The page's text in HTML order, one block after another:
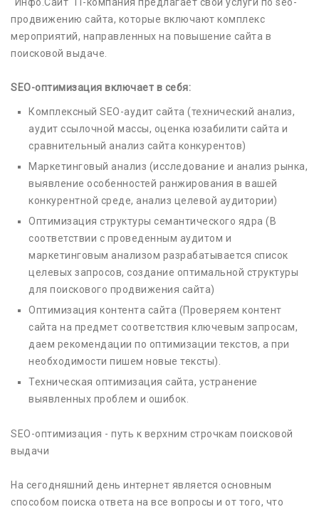
продвижению сайта, которые включают комплекс
мероприятий, направленных на повышение сайта в
поисковой выдаче.
SEO-оптимизация включает в себя:
Комплексный SEO-аудит сайта (технический анализ,
аудит ссылочной массы, оценка юзабилити сайта и
сравнительный анализ сайта конкурентов)
Маркетинговый анализ (исследование и анализ рынка,
выявление особенностей ранжирования в вашей
конкурентной среде, анализ целевой аудитории)
Оптимизация структуры семантического ядра (В
соответствии с проведенным аудитом и
маркетинговым анализом разрабатывается список
целевых запросов, создание оптимальной структуры
для поискового продвижения сайта)
Оптимизация контента сайта (Проверяем контент
сайта на предмет соответствия ключевым запросам,
даем рекомендации по оптимизации текстов, а при
необходимости пишем новые тексты).
Техническая оптимизация сайта, устранение
выявленных проблем и ошибок.
SEO-оптимизация - путь к верхним строчкам поисковой
выдачи
На сегодняшний день интернет является основным
способом поиска ответа на все вопросы и от того, что